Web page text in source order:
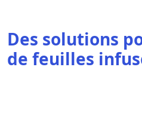
Des solutions
de feuilles